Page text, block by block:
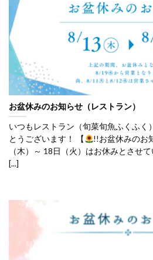
お盆休みのお知らせ（レストラン）
いつもレストラン（旬菜旬魚ふくふく
とうございます！ 【
!!お盆休みのお
（木）～ 18日（火）はお休みとさせ
[...]